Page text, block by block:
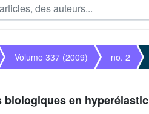
Volume 337 (2009) no. 2
en